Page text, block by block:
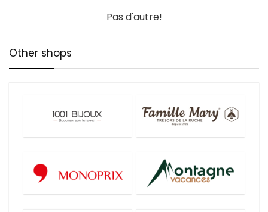
Pas d'autre!
Other shops